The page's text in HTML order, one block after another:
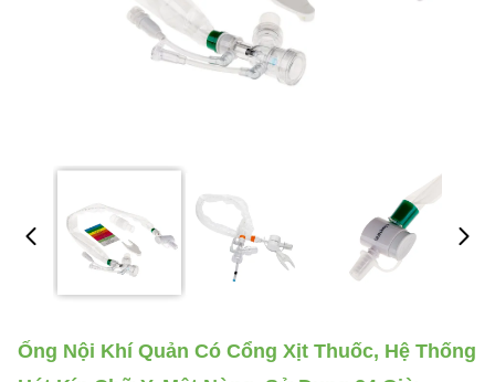
Ống Nội Khí Quản Có Cổng Xịt Thuốc, Hệ Thống